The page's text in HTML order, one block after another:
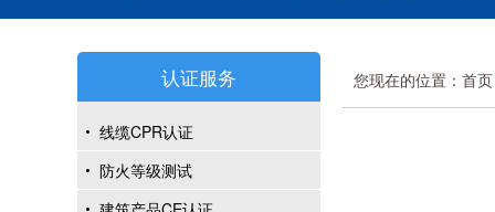
认证服务
线缆CPR认证
防火等级测试
您现在的位置： 首页